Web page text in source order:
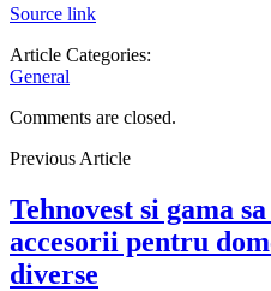
Source link
Article Categories:
General
Comments are closed.
Previous Article
Tehnovest si gama
accesorii pentru
diverse